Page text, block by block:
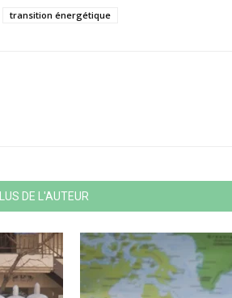
transition énergétique
DE L'AUTEUR